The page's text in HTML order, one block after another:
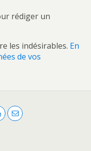
rédiger un
les indésirables. En
de vos